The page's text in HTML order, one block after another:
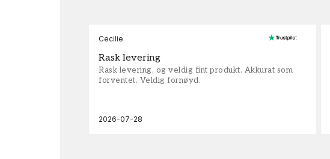
Cecilie
Rask levering
Rask levering, og veldig fint produkt. Akkurat som
forventet. Veldig fornøyd.
2026-07-28